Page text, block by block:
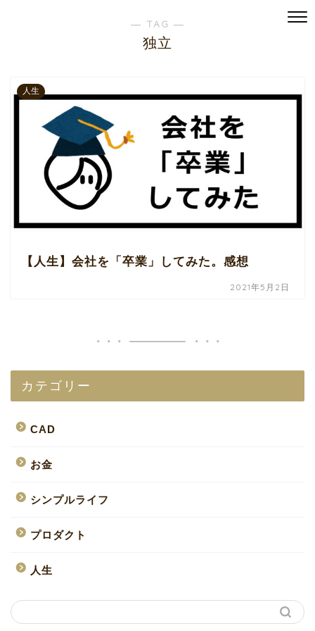
― TAG ―
独立
人生
【人生】会社を「卒業」してみた。感想
2021年5月2日
カテゴリー
CAD
お金
シンプルライフ
プロダクト
人生